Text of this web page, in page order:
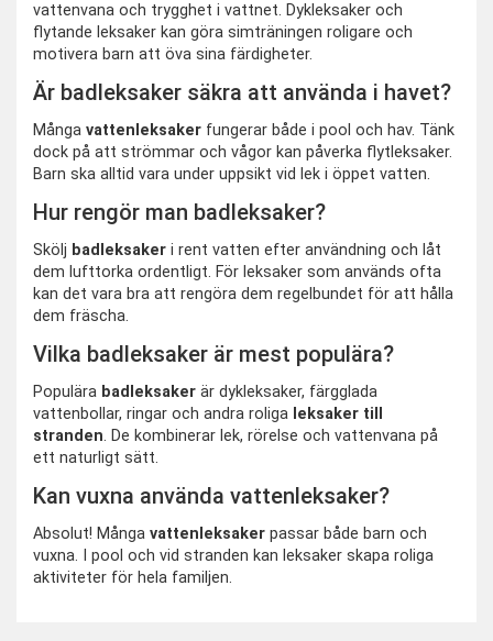
vattenvana och trygghet i vattnet. Dykleksaker och
flytande leksaker kan göra simträningen roligare och
motivera barn att öva sina färdigheter.
Är badleksaker säkra att använda i havet?
Många vattenleksaker fungerar både i pool och hav. Tänk
dock på att strömmar och vågor kan påverka flytleksaker.
Barn ska alltid vara under uppsikt vid lek i öppet vatten.
Hur rengör man badleksaker?
Skölj badleksaker i rent vatten efter användning och låt
dem lufttorka ordentligt. För leksaker som används ofta
kan det vara bra att rengöra dem regelbundet för att hålla
dem fräscha.
Vilka badleksaker är mest populära?
Populära badleksaker är dykleksaker, färgglada
vattenbollar, ringar och andra roliga leksaker till
stranden. De kombinerar lek, rörelse och vattenvana på
ett naturligt sätt.
Kan vuxna använda vattenleksaker?
Absolut! Många vattenleksaker passar både barn och
vuxna. I pool och vid stranden kan leksaker skapa roliga
aktiviteter för hela familjen.